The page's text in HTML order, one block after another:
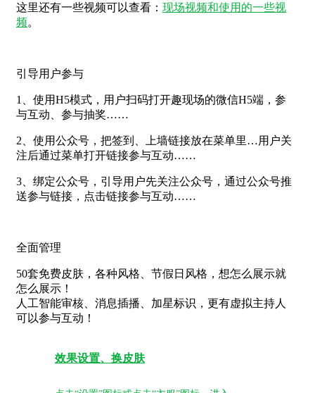
这里还有一些视频可以查看： 现场视频和使用的一些视
频。
引导用户参与
1、使用H5模式，用户扫码打开趣现场的微信H5端，参
与互动、参与抽奖……
2、使用公众号，把签到、上墙链接放在菜单里…用户关
注后通过菜单打开链接参与互动……
3、绑定公众号，引导用户先关注公众号，通过公众号推
送参与链接，点击链接参与互动……
全面管理
50套免费皮肤，各种风格、节假日风格，想怎么展示就
怎么展示！
人工智能审核、消息插播、加星标识，更有虚拟主持人
可以参与互动！
效果设置、换皮肤